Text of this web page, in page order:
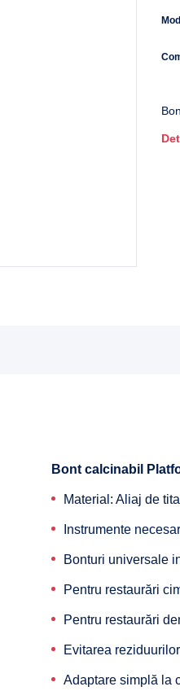
Bont calcinabil
Material: Aliaj de
Instrumente
Bonturi universale
Pentru restaurări
Pentru restaurări
Evitarea
Adaptare simplă la